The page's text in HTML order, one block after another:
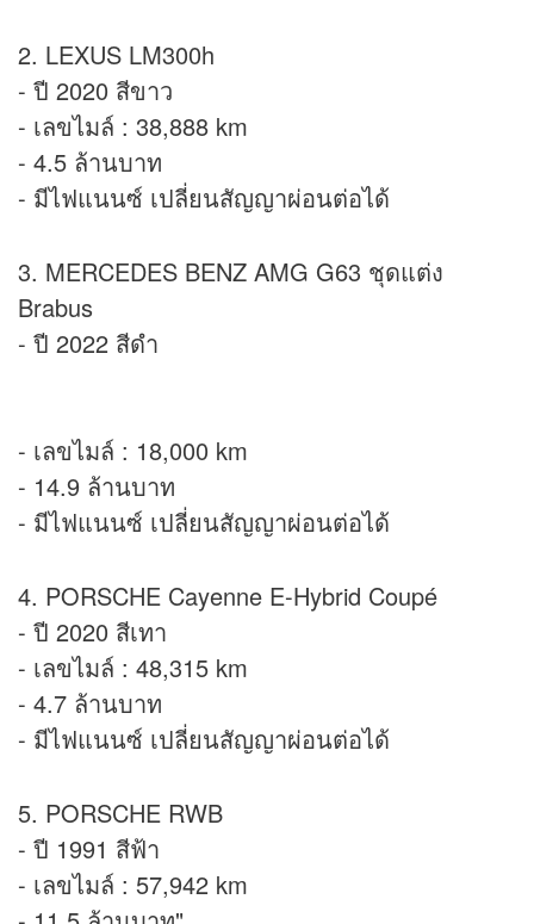
2. LEXUS LM300h
- ปี 2020 สีขาว
- เลขไมล์ : 38,888 km
- 4.5 ล้านบาท
- มีไฟแนนซ์ เปลี่ยนสัญญาผ่อนต่อได้
3. MERCEDES BENZ AMG G63 ชุดแต่ง
Brabus
- ปี 2022 สีดำ
- เลขไมล์ : 18,000 km
- 14.9 ล้านบาท
- มีไฟแนนซ์ เปลี่ยนสัญญาผ่อนต่อได้
4. PORSCHE Cayenne E-Hybrid Coupé
- ปี 2020 สีเทา
- เลขไมล์ : 48,315 km
- 4.7 ล้านบาท
- มีไฟแนนซ์ เปลี่ยนสัญญาผ่อนต่อได้
5. PORSCHE RWB
- ปี 1991 สีฟ้า
- เลขไมล์ : 57,942 km